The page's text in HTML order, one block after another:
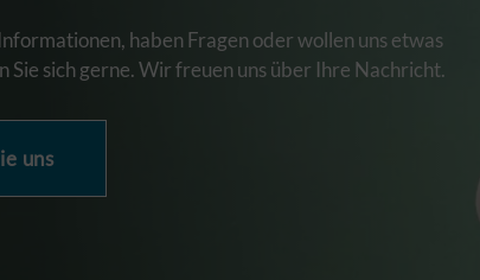
haben Fragen oder wollen uns etwas
Sie sich gerne. Wir freuen uns über Ihre Nachricht.
uns